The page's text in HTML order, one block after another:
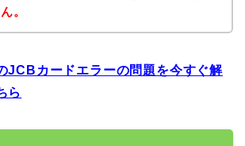
。
JCBカードエラーの問題を今すぐ解
ら